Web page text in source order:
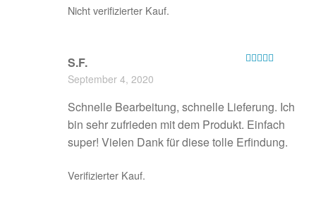
Nicht verifizierter Kauf.
S.F.
September 4, 2020
Schnelle Bearbeitung, schnelle Lieferung. Ich
bin sehr zufrieden mit dem Produkt. Einfach
super! Vielen Dank für diese tolle Erfindung.
Verifizierter Kauf.